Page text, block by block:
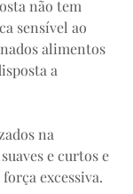
não tem
sensível ao
alimentos
a
na
e curtos e
excessiva. ⠀